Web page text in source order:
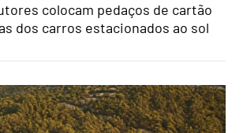
colocam pedaços de cartão
dos carros estacionados ao sol